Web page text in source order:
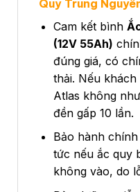
Quy Trung
Cam kết bình
(12V 55Ah)
đúng giá, có
thải. Nếu
Atlas không
đền gấp 10 lần.
Bảo hành
tức nếu ắc quy
không vào, do